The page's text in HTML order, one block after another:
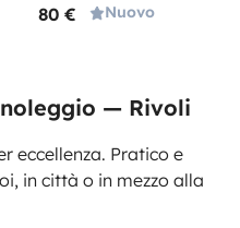
80 € Nuovo
— Rivoli
eccellenza. Pratico e
in città o in mezzo alla